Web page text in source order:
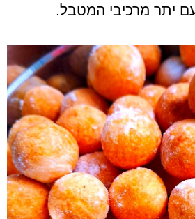
יתר מרכיבי המטבל.